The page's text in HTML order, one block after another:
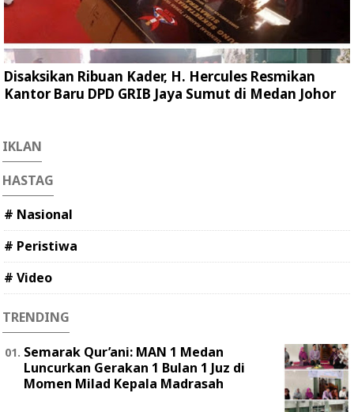
Disaksikan Ribuan Kader, H. Hercules Resmikan
Kantor Baru DPD GRIB Jaya Sumut di Medan Johor
IKLAN
HASTAG
# Nasional
# Peristiwa
# Video
TRENDING
Semarak Qur’ani: MAN 1 Medan
Luncurkan Gerakan 1 Bulan 1 Juz di
Momen Milad Kepala Madrasah